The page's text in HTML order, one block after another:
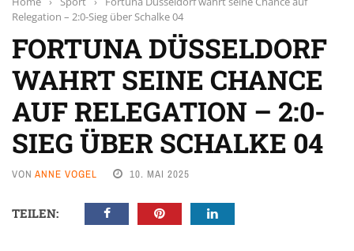
Relegation – 2:0-Sieg über Schalke 04
FORTUNA DÜSSELDORF
WAHRT SEINE CHANCE
AUF RELEGATION – 2:0-
SIEG ÜBER SCHALKE 04
VON ANNE VOGEL 10. MAI 2025
TEILEN: